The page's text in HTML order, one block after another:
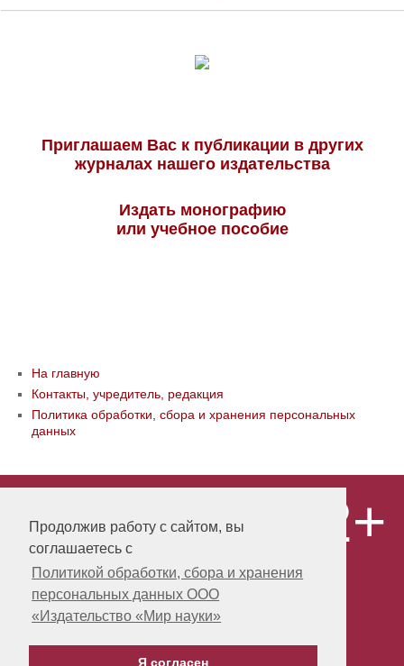
Продолжив работу с сайтом, вы
соглашаетесь с
Политикой обработки, сбора и хранения
персональных данных ООО
«Издательство «Мир науки»
Я согласен
Приглашаем Вас к публикации в других
журналах нашего издательства
Издать монографию
или учебное пособие
На главную
Контакты, учредитель, редакция
Политика обработки, сбора и хранения персональных
данных
«Publishing company «World of science»,
LLC Материалы, размещенные на сайте,
охраняются Законом о защите авторских
прав. Публикация любых материалов
этого сайта запрещена без
предварительного согласования с
издательством. Авторские права на
публикации принадлежат их авторам.
12+